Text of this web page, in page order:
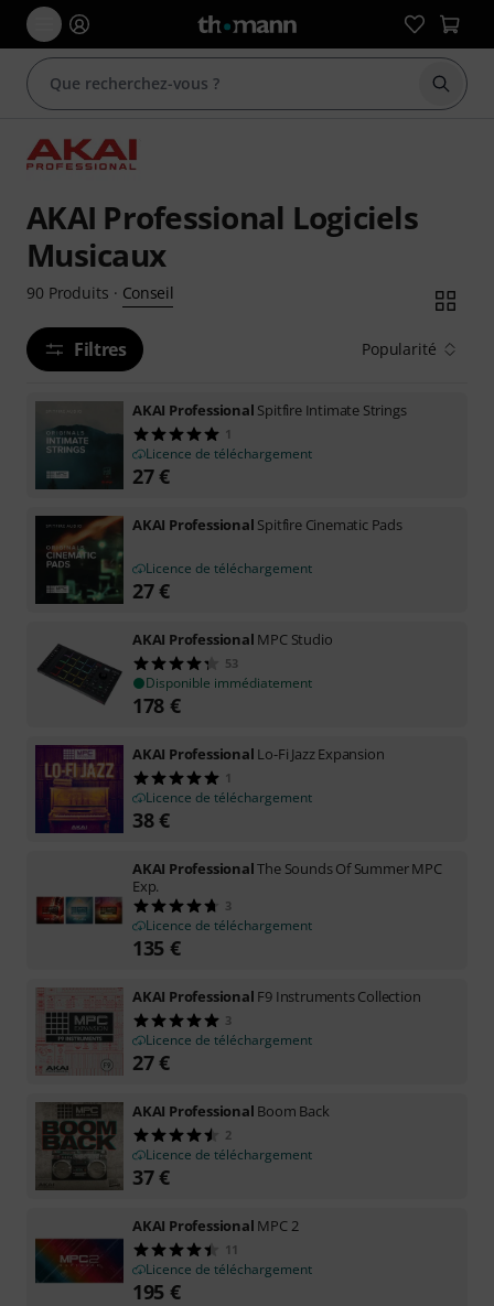
AKAI Professional Logiciels
Musicaux
90 Produits · Conseil
Filtres Popularité
AKAI Professional Spitfire Intimate Strings
1
Licence de téléchargement
27€
AKAI Professional Spitfire Cinematic Pads
Licence de téléchargement
27€
AKAI Professional MPC Studio
53
Disponible immédiatement
178 €
AKAI Professional Lo-Fi Jazz Expansion
1
Licence de téléchargement
38€
AKAI ProfessionalThe Sounds Of Summer MPC
Exp.
3
Licence de téléchargement
135 €
AKAI Professional F9 Instruments Collection
3
Licence de téléchargement
27€
AKAI Professional Boom Back
2
Licence de téléchargement
37€
AKAI Professional MPC 2
11
Licence de téléchargement
195 €